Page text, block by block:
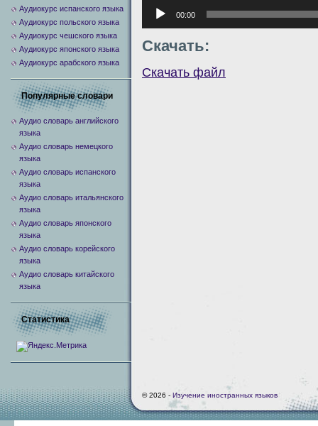
Аудиоплеер
00:00
Скачать:
Скачать файл
Аудиокурс испанского языка
Аудиокурс польского языка
Аудиокурс чешского языка
Аудиокурс японского языка
Аудиокурс арабского языка
Популярные словари
Аудио словарь английского
языка
Аудио словарь немецкого
языка
Аудио словарь испанского
языка
Аудио словарь итальянского
языка
Аудио словарь японского
языка
Аудио словарь корейского
языка
Аудио словарь китайского
языка
Статистика
© 2026 - Изучение иностранных языков